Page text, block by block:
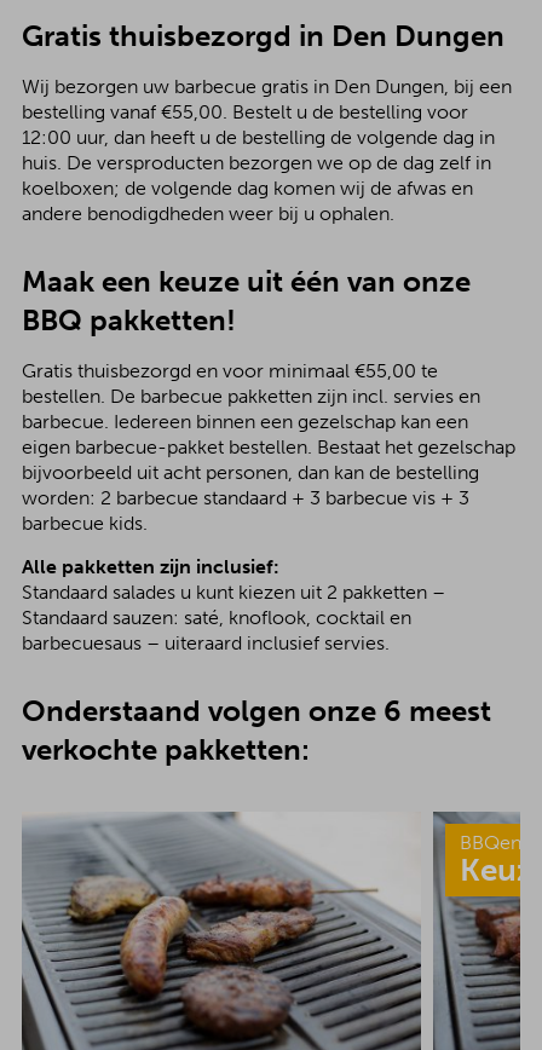
Gratis thuisbezorgd in Den Dungen
Wij bezorgen uw barbecue gratis in Den Dungen, bij een
bestelling vanaf €55,00. Bestelt u de bestelling voor
12:00 uur, dan heeft u de bestelling de volgende dag in
huis. De versproducten bezorgen we op de dag zelf in
koelboxen; de volgende dag komen wij de afwas en
andere benodigdheden weer bij u ophalen.
Maak een keuze uit één van onze
BBQ pakketten!
Gratis thuisbezorgd en voor minimaal €55,00 te
bestellen. De barbecue pakketten zijn incl. servies en
barbecue. Iedereen binnen een gezelschap kan een
eigen barbecue-pakket bestellen. Bestaat het gezelschap
bijvoorbeeld uit acht personen, dan kan de bestelling
worden: 2 barbecue standaard + 3 barbecue vis + 3
barbecue kids.
Alle pakketten zijn inclusief:
Standaard salades u kunt kiezen uit 2 pakketten –
Standaard sauzen: saté, knoflook, cocktail en
barbecuesaus – uiteraard inclusief servies.
Onderstaand volgen onze 6 meest
verkochte pakketten: